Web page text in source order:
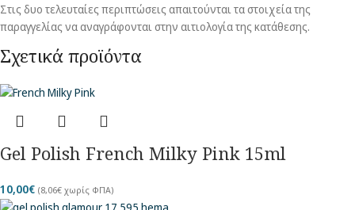
Στις δυο τελευταίες περιπτώσεις απαιτούνται τα στοιχεία της
παραγγελίας να αναγράφονται στην αιτιολογία της κατάθεσης.
Σχετικά προϊόντα
Gel Polish French Milky Pink 15ml
10,00€ (8,06€ χωρίς ΦΠΑ)